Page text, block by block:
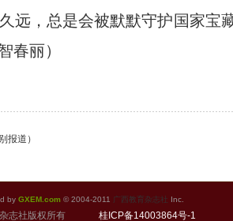
远，总是会被默默守护国家宝
春丽）
报道）
by GXEM.com © 2004-2011 广西教育杂志社 Inc.
杂志社版权所有 桂ICP备14003864号-1